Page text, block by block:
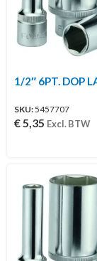
1/2″ 6PT. DOP
SKU:5457707
€5,35 Excl. BTW